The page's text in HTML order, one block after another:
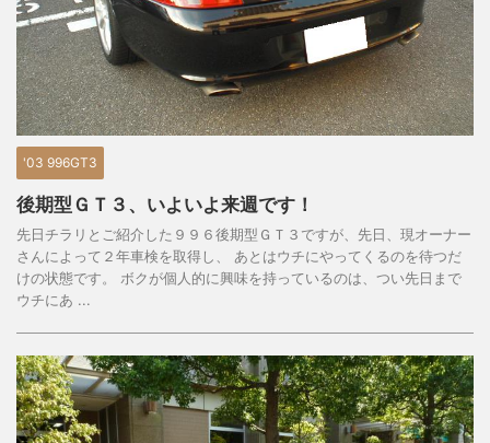
'03 996GT3
後期型ＧＴ３、いよいよ来週です！
先日チラリとご紹介した９９６後期型ＧＴ３ですが、先日、現オーナー
さんによって２年車検を取得し、 あとはウチにやってくるのを待つだ
けの状態です。 ボクが個人的に興味を持っているのは、つい先日まで
ウチにあ ...